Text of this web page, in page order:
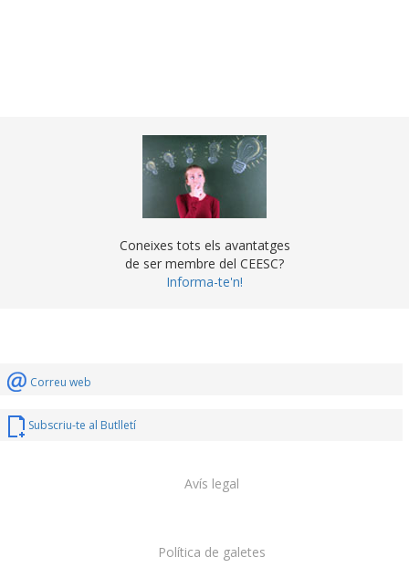
Coneixes tots els avantatges
de ser membre del CEESC?
Informa-te'n!
Correu web
Subscriu-te al Butlletí
Política de galetes
Avís legal